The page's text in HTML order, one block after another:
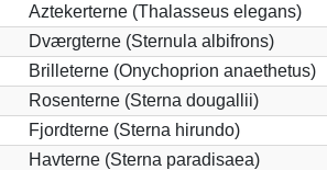
Aztekerterne (Thalasseus elegans)
Dværgterne (Sternula albifrons)
Brilleterne (Onychoprion anaethetus)
Rosenterne (Sterna dougallii)
Fjordterne (Sterna hirundo)
Havterne (Sterna paradisaea)